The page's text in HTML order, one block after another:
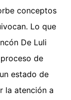
conceptos
Lo que
De Luli
de
estado de
la atención a